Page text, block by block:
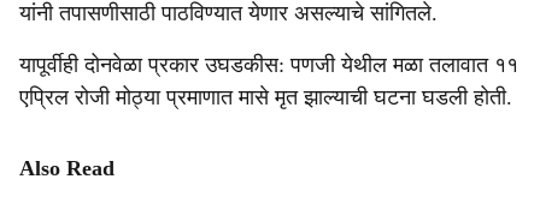
यांनी तपासणीसाठी पाठविण्यात येणार असल्याचे सांगितले.
यापूर्वीही दोनवेळा प्रकार उघडकीस: पणजी येथील मळा तलावात ११
एप्रिल रोजी मोठ्या प्रमाणात मासे मृत झाल्याची घटना घडली होती.
Also Read